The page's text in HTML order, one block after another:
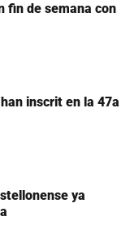
fin de semana con
inscrit en la 47a
ya